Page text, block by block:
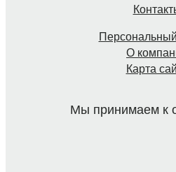
О
Карта
Мы принимаем к